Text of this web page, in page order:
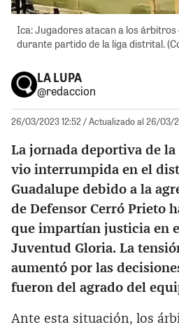
Ica: Jugadores atacan a los árbitros
durante partido de la liga distrital.
LA LUPA
@redaccion
26/03/2023 12:52/ Actualizado al 26/03/
La jornada deportiva de la
vio interrumpida en el
Guadalupe debido a la
de Defensor Cerró Prieto
que impartían justicia en
Juventud Gloria. La
aumentó por las
fueron del agrado del
Ante esta situación, los